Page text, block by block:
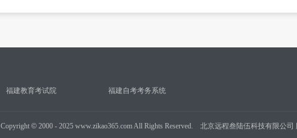
福建教育考试院 福建自考考务系统
Copyright ©2000 - 2025 www.zikao365.com All Rights Reserved. 北京远程叁陆伍科技有限公司